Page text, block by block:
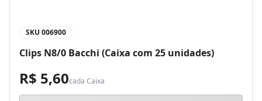
SKU 006900
Clips N8/0 Bacchi (Caixa com 25 unidades)
R$ 5,60cada Caixa